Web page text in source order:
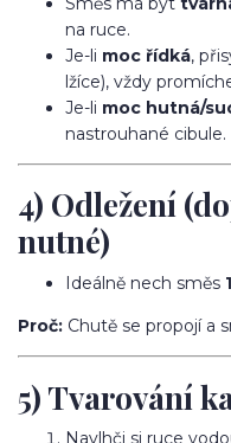
na ruce.
Je-li moc řídká,
lžíce), vždy
Je-li moc hutná/
nastrouhané cibule.
4) Odležení
nutné)
Ideálně nech směs
Proč: Chutě se propojí a
5) Tvarování